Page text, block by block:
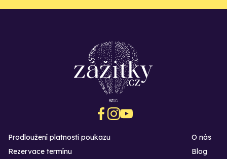
Prodloužení platnosti poukazu
Rezervace termínu
O nás
Blog